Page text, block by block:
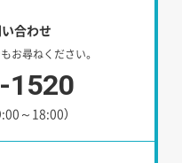
合わせ
お尋ねください。
1520
～18:00）